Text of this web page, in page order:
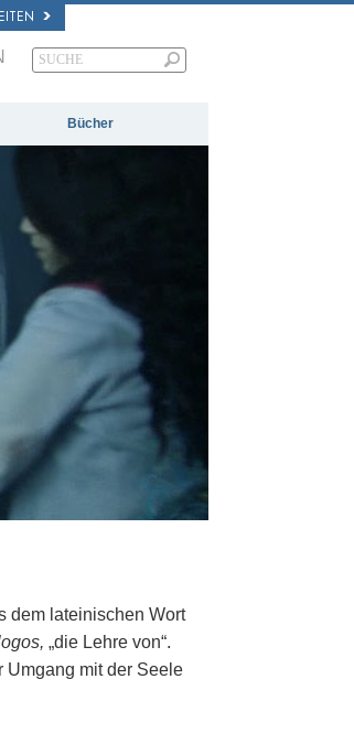
Bücher
dem lateinischen Wort
„die Lehre von“.
Umgang mit der Seele